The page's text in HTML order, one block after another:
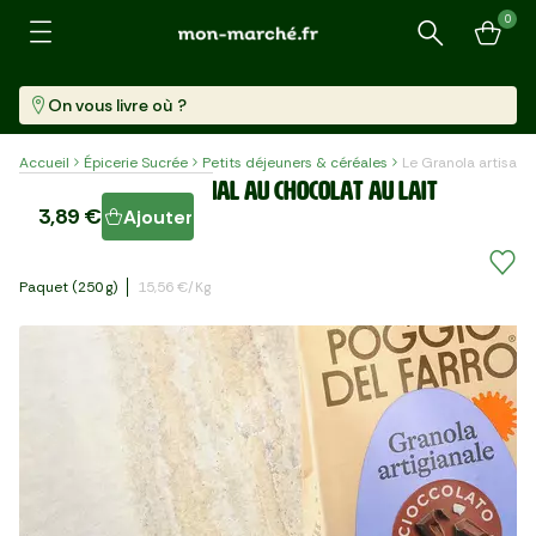
Recherche
0
On vous livre où ?
Accueil Épicerie Sucrée Petits déjeuners & céréales Le Granola
Le Granola artisanal au chocolat au lait
"Poggio del Farro"
Paquet (250 G) 15,56 €/kg
3,89 € Ajouter